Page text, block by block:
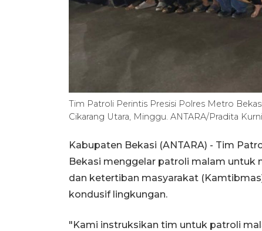
Tim Patroli Perintis Presisi Polres Metro
Cikarang Utara, Minggu. ANTARA/Pradita
Kabupaten Bekasi (ANTARA) - Tim
Bekasi menggelar patroli malam untuk
dan ketertiban masyarakat
kondusif lingkungan.
"Kami instruksikan tim untuk patroli